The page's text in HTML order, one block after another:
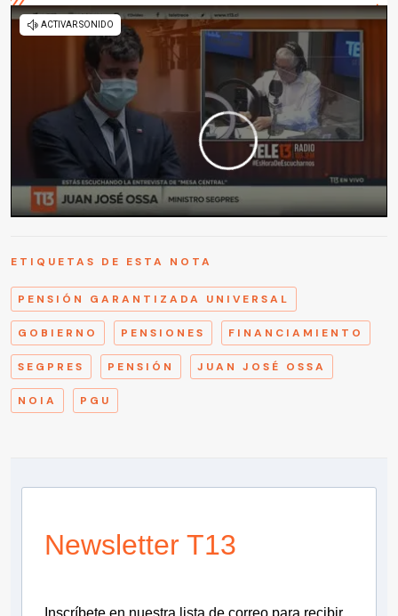
ETIQUETAS DE ESTA NOTA
PENSIÓN GARANTIZADA UNIVERSAL
GOBIERNO PENSIONES FINANCIAMIENTO
SEGPRES PENSIÓN JUAN JOSÉ OSSA
NOIA PGU
Newsletter T13
Inscríbete en nuestra lista de correo para recibir